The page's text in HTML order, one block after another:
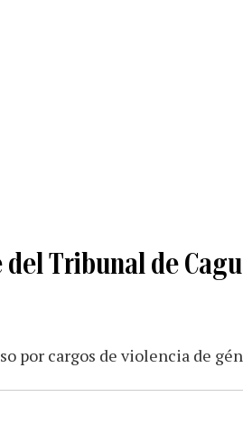
Tribunal de
por cargos de violencia de